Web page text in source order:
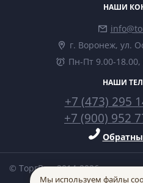
НАШИ
г. Воронеж, ул.
Пн-Пт 9.00-
НАШИ
+7 (473) 295
+7 (900) 952
© ТоргВрн 2014-2026
Мы используем файлы